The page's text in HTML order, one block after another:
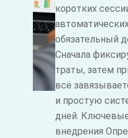
коротких
обязательный
Сначала
траты, затем
всё
и простую
дней.
внедрения